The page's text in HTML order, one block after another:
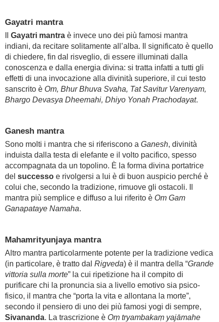
Gayatri mantra
Gayatri mantra è invece uno dei più famosi mantra
indiani, da recitare solitamente all’alba. Il significato è quello
di chiedere, fin dal risveglio, di essere illuminati dalla
conoscenza e dalla energia divina: si tratta infatti a tutti gli
effetti di una invocazione alla divinità superiore, il cui testo
sanscrito è Om, Bhur Bhuva Svaha, Tat Savitur Varenyam,
Bhargo Devasya Dheemahi, Dhiyo Yonah Prachodayat.
Ganesh mantra
Sono molti i mantra che si riferiscono a Ganesh, divinità
induista dalla testa di elefante e il volto pacifico, spesso
accompagnata da un topolino. È la forma divina portatrice
del successo e rivolgersi a lui è di buon auspicio perché è
colui che, secondo la tradizione, rimuove gli ostacoli. Il
mantra più semplice e diffuso a lui riferito è Om Gam
Ganapataye Namaha.
Mahamrityunjaya mantra
Altro mantra particolarmente potente per la tradizione vedica
(in particolare, è tratto dal Rigveda) è il mantra della “Grande
vittoria sulla morte” la cui ripetizione ha il compito di
purificare chi la pronuncia sia a livello emotivo sia psico-
fisico, il mantra che “porta la vita e allontana la morte”,
secondo il pensiero di uno dei più famosi yogi di sempre,
Sivananda. La trascrizione è Oṃ tryambakaṃ yajāmahe